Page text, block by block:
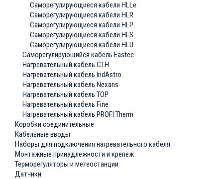
Саморегулирующиеся кабели HLLe
Саморегулирующиеся кабели HLR
Саморегулирующиеся кабели HLP
Саморегулирующиеся кабели HLS
Саморегулирующиеся кабели HLU
Саморегулирующийся кабель Eastec
Нагревательный кабель СТН
Нагревательный кабель IndAstro
Нагревательный кабель Nexans
Нагревательный кабель ТОР
Нагревательный кабель Fine
Нагревательный кабель PROFI Therm
Коробки соединительные
Кабельные вводы
Наборы для подключения нагревательного кабеля
Монтажные принадлежности и крепеж
Терморегуляторы и метеостанции
Датчики